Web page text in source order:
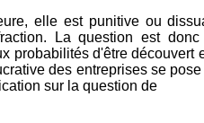
elle est punitive ou
La question est
probabilités d'être découvert
des entreprises se
sur la question de